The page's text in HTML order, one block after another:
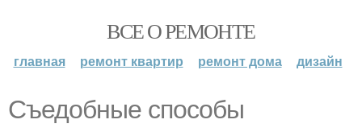
ВСЕ О РЕМОНТЕ
главная ремонт квартир ремонт дома дизайн
Съедобные способы